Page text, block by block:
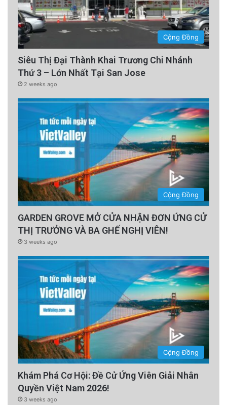
Cộng Đồng
Siêu Thị Đại Thành Khai Trương Chi Nhánh
Thứ 3 – Lớn Nhất Tại San Jose
2 weeks ago
Cộng Đồng
GARDEN GROVE MỞ CỬA NHẬN ĐƠN ỨNG CỬ
THỊ TRƯỞNG VÀ BA GHẾ NGHỊ VIÊN!
3 weeks ago
Cộng Đồng
Khám Phá Cơ Hội: Đề Cử Ứng Viên Giải Nhân
Quyền Việt Nam 2026!
3 weeks ago